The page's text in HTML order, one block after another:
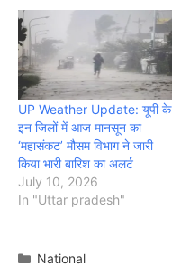
UP Weather Update: यूपी के
इन जिलों में आज मानसून का
‘महासंकट’ मौसम विभाग ने जारी
किया भारी बारिश का अलर्ट
July 10, 2026
In "Uttar pradesh"
Categories
National